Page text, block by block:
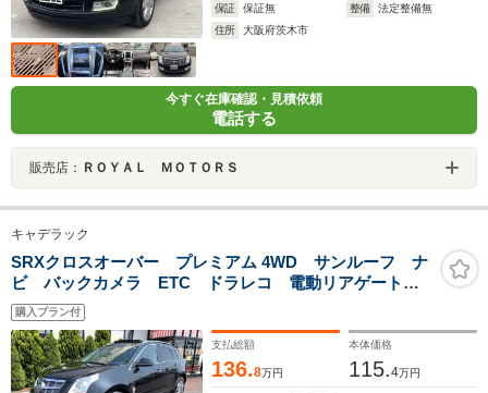
保証
保証無 整備
法定整備無
住所
大阪府茨木市
今すぐ在庫確認・見積依頼
電話する
販売店： ＲＯＹＡＬ ＭＯＴＯＲＳ
キャデラック
SRXクロスオーバー プレミアム 4WD サンルーフ ナ
ビ バックカメラ ETC ドラレコ 電動リアゲート
電動レザーシート クリアランスソナー クルーズコン
トロール 両席シートヒーター 純正20インチアルミ
フォグランプ
購入プラン付
支払総額
136.8万円
本体価格
115.4万円